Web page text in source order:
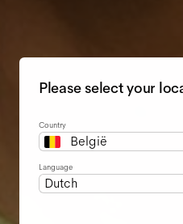
Please select your
Country
België
Language
Dutch